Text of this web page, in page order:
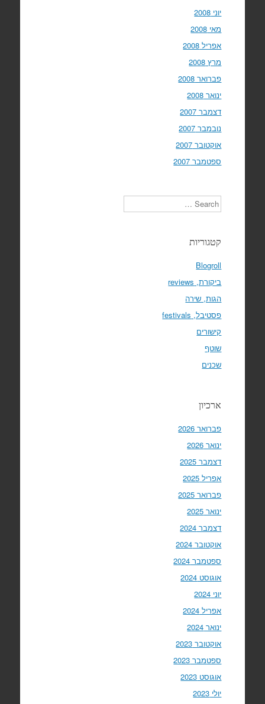
יוני 2008
מאי 2008
אפריל 2008
מרץ 2008
פברואר 2008
ינואר 2008
דצמבר 2007
נובמבר 2007
אוקטובר 2007
ספטמבר 2007
Search
קטגוריות
Blogroll
ביקורת, reviews
הגות, שירה
פסטיבל, festivals
קישורים
שוטף
שכנים
ארכיון
פברואר 2026
ינואר 2026
דצמבר 2025
אפריל 2025
פברואר 2025
ינואר 2025
דצמבר 2024
אוקטובר 2024
ספטמבר 2024
אוגוסט 2024
יוני 2024
אפריל 2024
ינואר 2024
אוקטובר 2023
ספטמבר 2023
אוגוסט 2023
יולי 2023